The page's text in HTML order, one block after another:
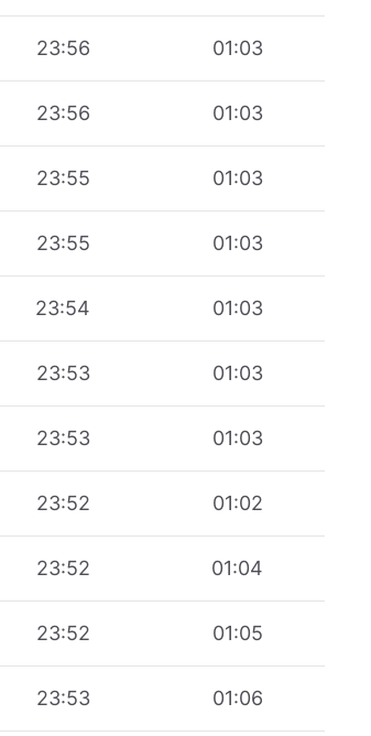
23:56 01:03
23:56 01:03
23:55 01:03
23:55 01:03
23:54 01:03
23:53 01:03
23:53 01:03
23:52 01:02
23:52 01:04
23:52 01:05
23:53 01:06